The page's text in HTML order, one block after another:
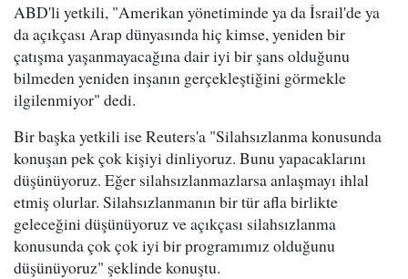
ABD'li yetkili, "Amerikan yönetiminde ya da İsrail'de ya
da açıkçası Arap dünyasında hiç kimse, yeniden bir
çatışma yaşanmayacağına dair iyi bir şans olduğunu
bilmeden yeniden inşanın gerçekleştiğini görmekle
ilgilenmiyor" dedi.
Bir başka yetkili ise Reuters'a "Silahsızlanma konusunda
konuşan pek çok kişiyi dinliyoruz. Bunu yapacaklarını
düşünüyoruz. Eğer silahsızlanmazlarsa anlaşmayı ihlal
etmiş olurlar. Silahsızlanmanın bir tür afla birlikte
geleceğini düşünüyoruz ve açıkçası silahsızlanma
konusunda çok çok iyi bir programımız olduğunu
düşünüyoruz" şeklinde konuştu.